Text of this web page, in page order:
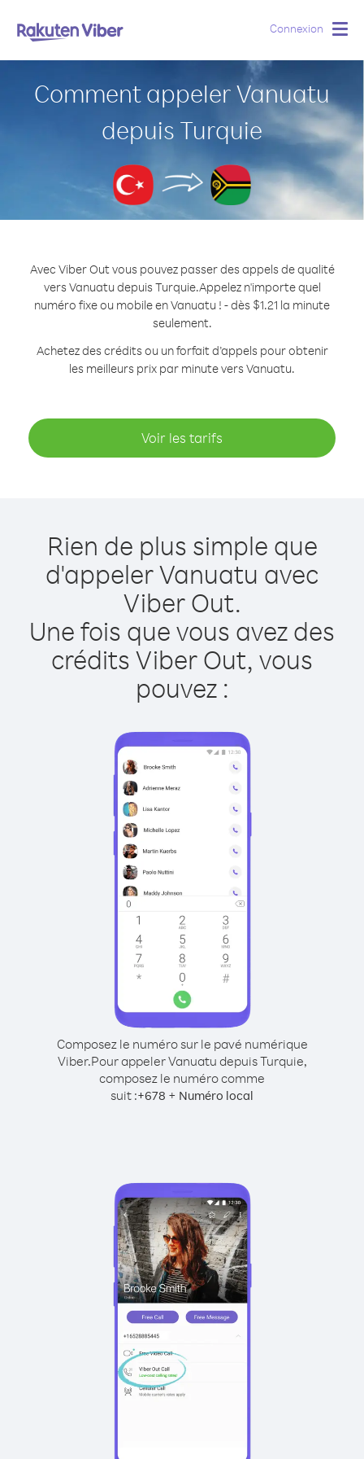
Connexion
Comment appeler Vanuatu
depuis Turquie
Avec Viber Out vous pouvez passer des appels de qualité
vers Vanuatu depuis Turquie.Appelez n'importe quel
numéro fixe ou mobile en Vanuatu ! - dès $1.21 la minute
seulement.
Achetez des crédits ou un forfait d’appels pour obtenir
les meilleurs prix par minute vers Vanuatu.
Voir les tarifs
Rien de plus simple que
d'appeler Vanuatu avec
Viber Out.
Une fois que vous avez des
crédits Viber Out, vous
pouvez :
Composez le numéro sur le pavé numérique
Viber.Pour appeler Vanuatu depuis Turquie,
composez le numéro comme
suit :+678 + Numéro local